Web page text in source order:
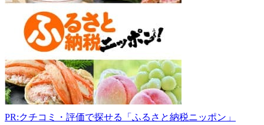
市
0299-
47-
1707
www.ibaraki-
shokusai.net/shops3
9:00-
PR:クチコミ・評価で探せる「ふるさと納税ニッポン」